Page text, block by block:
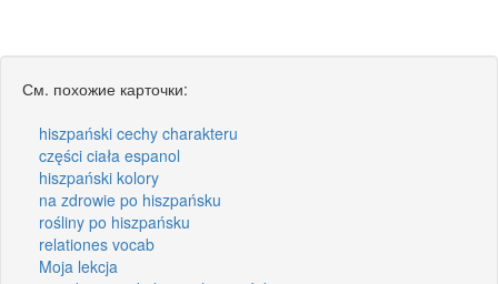
См. похожие карточки:
hiszpański cechy charakteru
części ciała espanol
hiszpański kolory
na zdrowie po hiszpańsku
rośliny po hiszpańsku
relationes vocab
Moja lekcja